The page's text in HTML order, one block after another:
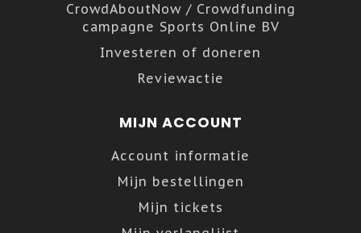
CrowdAboutNow / Crowdfunding
campagne Sports Online BV
Investeren of doneren
Reviewactie
MIJN ACCOUNT
Account informatie
Mijn bestellingen
Mijn tickets